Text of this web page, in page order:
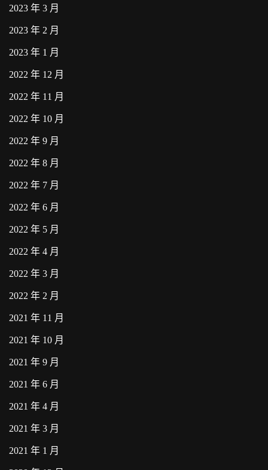
2023 年 3 月
2023 年 2 月
2023 年 1 月
2022 年 12 月
2022 年 11 月
2022 年 10 月
2022 年 9 月
2022 年 8 月
2022 年 7 月
2022 年 6 月
2022 年 5 月
2022 年 4 月
2022 年 3 月
2022 年 2 月
2021 年 11 月
2021 年 10 月
2021 年 9 月
2021 年 6 月
2021 年 4 月
2021 年 3 月
2021 年 1 月